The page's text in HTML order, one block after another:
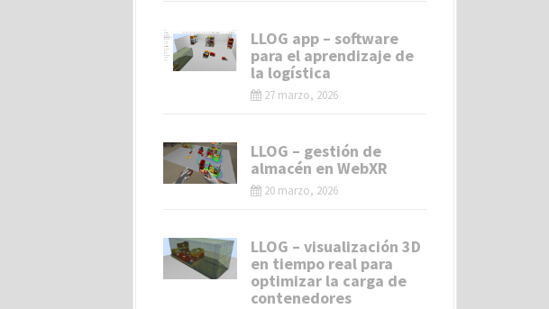
LLOG app – software
para el aprendizaje de
la logística
27 marzo, 2026
LLOG – gestión de
almacén en WebXR
20 marzo, 2026
LLOG – visualización 3D
en tiempo real para
optimizar la carga de
contenedores